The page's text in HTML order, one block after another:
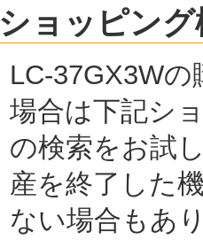
ショッピング
LC-37GX3W
場合は下記シ
の検索をお試
産を終了した
ない場合もあ